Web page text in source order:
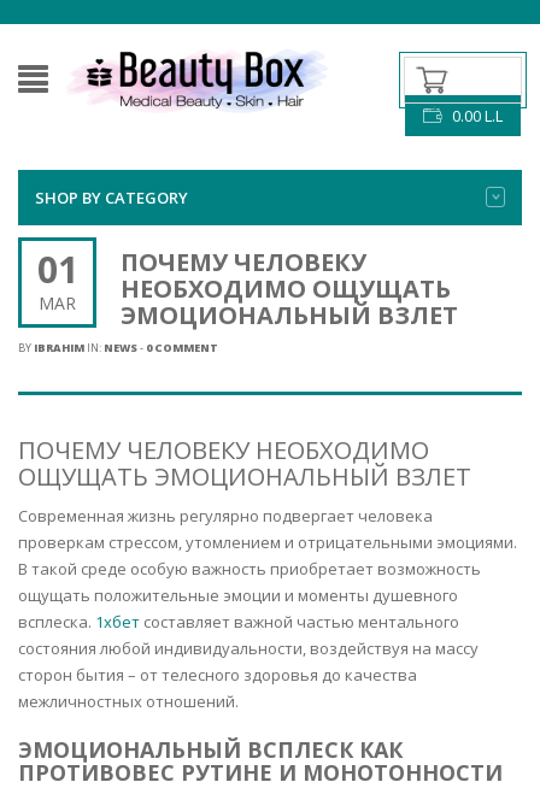
0.00L.L
SHOP BY CATEGORY
01
MAR
ПОЧЕМУ ЧЕЛОВЕКУ
НЕОБХОДИМО ОЩУЩАТЬ
ЭМОЦИОНАЛЬНЫЙ ВЗЛЕТ
BY IBRAHIM IN: NEWS- 0 COMMENT
ПОЧЕМУ ЧЕЛОВЕКУ НЕОБХОДИМО
ОЩУЩАТЬ ЭМОЦИОНАЛЬНЫЙ ВЗЛЕТ
Современная жизнь регулярно подвергает человека
проверкам стрессом, утомлением и отрицательными эмоциями.
В такой среде особую важность приобретает возможность
ощущать положительные эмоции и моменты душевного
всплеска. 1хбет составляет важной частью ментального
состояния любой индивидуальности, воздействуя на массу
сторон бытия – от телесного здоровья до качества
межличностных отношений.
ЭМОЦИОНАЛЬНЫЙ ВСПЛЕСК КАК
ПРОТИВОВЕС РУТИНЕ И МОНОТОННОСТИ